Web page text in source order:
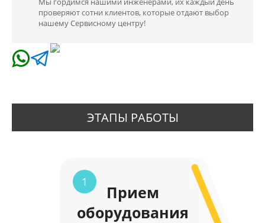
проверяют сотни клиентов, которые отдают выбор
нашему Сервисному центру!
ЭТАПЫ РАБОТЫ
1
Прием
оборудования